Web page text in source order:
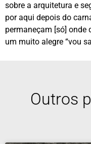
sobre a arquitetura e
por aqui depois do
permaneçam [só] onde
um muito alegre “vou
Outros